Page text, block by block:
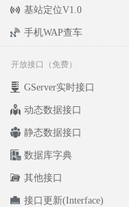
基站定位V1.0
手机WAP查车
开放接口（免费）
GServer实时接口
动态数据接口
静态数据接口
数据库字典
其他接口
接口更新(Interface)